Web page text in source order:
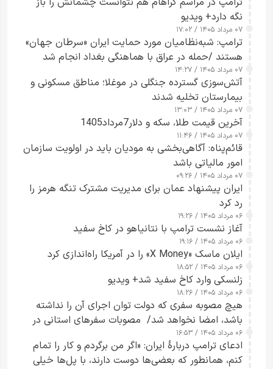
نگه دارد+ ویدیو
۰۷ مرداد ۱۴۰۵ / ۱۷:۰۲
ترامپ: شبه‌نظامیان مورد حمایت ایران «سرطان جهان»
هستند /حمله در عراق با هماهنگی بغداد انجام شد
۰۷ مرداد ۱۴۰۵ / ۱۴:۲۷
آتش‌سوزی گسترده جنگلی در موغلا؛ مناطق مسکونی و
بیمارستان تخلیه شدند
۰۷ مرداد ۱۴۰۵ / ۱۳:۰۳
آخرین قیمت طلا، سکه و دلار7مرداد1405
۰۷ مرداد ۱۴۰۵ / ۱۱:۴۶
قائم‌پناه: آگاهی‌بخشی به مودیان باید در اولویت سازمان
امور مالیاتی باشد
۰۷ مرداد ۱۴۰۵ / ۰۹:۲۶
ایران پیشنهاد عمان برای مدیریت مشترک تنگه هرمز را
رد کرد
۰۶ مرداد ۱۴۰۵ / ۱۹:۲۶
آغاز نشست ترامپ با نتانیاهو در کاخ سفید
۰۶ مرداد ۱۴۰۵ / ۱۹:۱۶
ایلان ماسک «X Money» را در آمریکا راه‌اندازی کرد
۰۶ مرداد ۱۴۰۵ / ۱۸:۵۲
زلنسکی وارد کاخ سفید شد+ ویدیو
۰۶ مرداد ۱۴۰۵ / ۱۸:۲۶
هیچ مصوبه سفری که دولت توان اجرای آن را نداشته
باشد، امضا نخواهد شد/ مصوبات سفرهای استانی در
چارچوب قانون بودجه است+ عکس
۰۶ مرداد ۱۴۰۵ / ۱۶:۵۳
ادعای ترامپ دربارهٔ ایران: «اگر من برگردم و کار را تمام
کنم، همانطور که بعضی‌ها دوست دارند، با پل‌ها خیلی